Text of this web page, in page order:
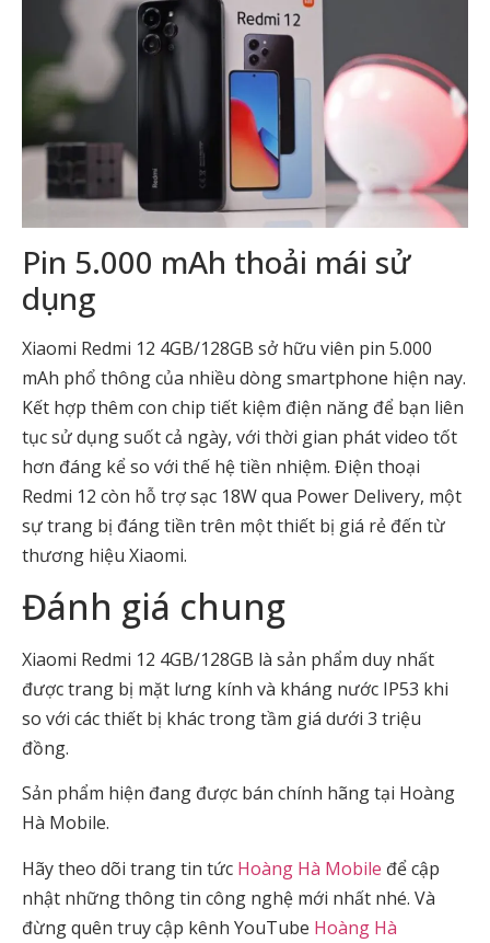
Pin 5.000 mAh thoải mái sử
dụng
Xiaomi Redmi 12 4GB/128GB sở hữu viên pin 5.000
mAh phổ thông của nhiều dòng smartphone hiện nay.
Kết hợp thêm con chip tiết kiệm điện năng để bạn liên
tục sử dụng suốt cả ngày, với thời gian phát video tốt
hơn đáng kể so với thế hệ tiền nhiệm. Điện thoại
Redmi 12 còn hỗ trợ sạc 18W qua Power Delivery, một
sự trang bị đáng tiền trên một thiết bị giá rẻ đến từ
thương hiệu Xiaomi.
Đánh giá chung
Xiaomi Redmi 12 4GB/128GB là sản phẩm duy nhất
được trang bị mặt lưng kính và kháng nước IP53 khi
so với các thiết bị khác trong tầm giá dưới 3 triệu
đồng.
Sản phẩm hiện đang được bán chính hãng tại Hoàng
Hà Mobile.
Hãy theo dõi trang tin tức Hoàng Hà Mobile để cập
nhật những thông tin công nghệ mới nhất nhé. Và
đừng quên truy cập kênh YouTube Hoàng Hà